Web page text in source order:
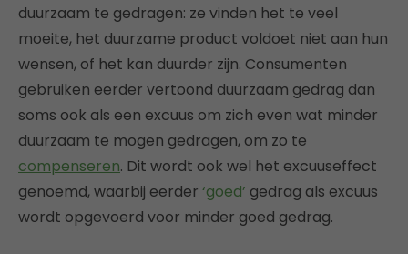
duurzaam te gedragen: ze vinden het te veel
moeite, het duurzame product voldoet niet aan hun
wensen, of het kan duurder zijn. Consumenten
gebruiken eerder vertoond duurzaam gedrag dan
soms ook als een excuus om zich even wat minder
duurzaam te mogen gedragen, om zo te
compenseren. Dit wordt ook wel het excuuseffect
genoemd, waarbij eerder ‘goed’ gedrag als excuus
wordt opgevoerd voor minder goed gedrag.